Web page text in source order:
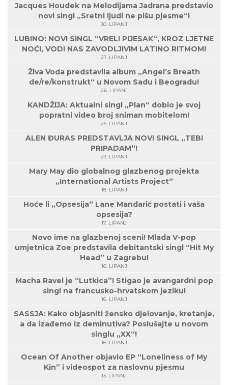
Jacques Houdek na Melodijama Jadrana predstavio
novi singl „Sretni ljudi ne pišu pjesme“!
30. LIPANJ
LUBINO: NOVI SINGL “VRELI PIJESAK“, KROZ LJETNE
NOĆI, VODI NAS ZAVODLJIVIM LATINO RITMOM!
27. LIPANJ
Živa Voda predstavila album „Angel’s Breath
de/re/konstrukt“ u Novom Sadu i Beogradu!
26. LIPANJ
KANDŽIJA: Aktualni singl „Plan“ dobio je svoj
popratni video broj sniman mobitelom!
25. LIPANJ
ALEN ĐURAS PREDSTAVLJA NOVI SINGL „TEBI
PRIPADAM“!
23. LIPANJ
Mary May dio globalnog glazbenog projekta
„International Artists Project“
18. LIPANJ
Hoće li „Opsesija“ Lane Mandarić postati i vaša
opsesija?
17. LIPANJ
Novo ime na glazbenoj sceni! Mlada V-pop
umjetnica Zoe predstavila debitantski singl “Hit My
Head” u Zagrebu!
16. LIPANJ
Macha Ravel je “Lutkica”! Stigao je avangardni pop
singl na francusko-hrvatskom jeziku!
16. LIPANJ
SASSJA: Kako objasniti žensko djelovanje, kretanje,
a da izađemo iz deminutiva? Poslušajte u novom
singlu „XX“!
16. LIPANJ
Ocean Of Another objavio EP “Loneliness of My
Kin” i videospot za naslovnu pjesmu
13. LIPANJ